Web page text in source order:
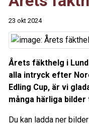
23 okt 2024
Årets fäkthelg i
alla intryck efter
Edling Cup, är vi
många härliga
Du kan ladda ner